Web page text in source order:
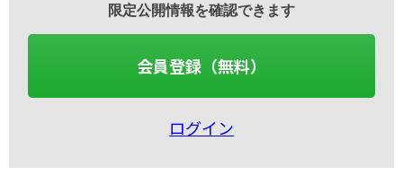
限定公開情報を確認できます
会員登録（無料）
ログイン